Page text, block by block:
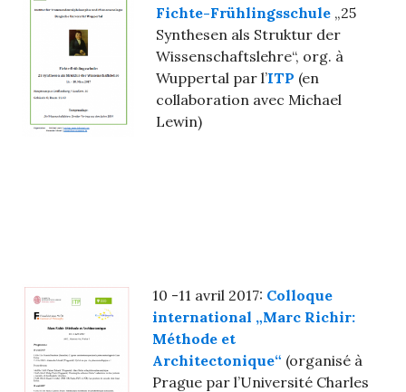
Fichte-Frühlingsschule „25
Synthesen als Struktur der
Wissenschaftslehre“, org. à
Wuppertal par l’ITP (en
collaboration avec Michael
Lewin)
10 -11 avril 2017: Colloque
international „Marc Richir:
Méthode et
Architectonique“ (organisé à
Prague par l’Université Charles